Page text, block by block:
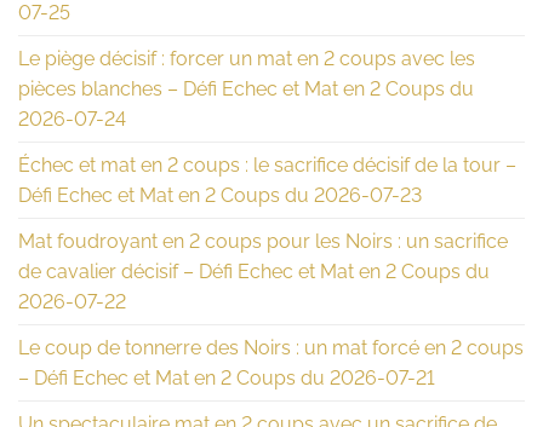
07-25
Le piège décisif : forcer un mat en 2 coups avec les
pièces blanches – Défi Echec et Mat en 2 Coups du
2026-07-24
Échec et mat en 2 coups : le sacrifice décisif de la tour –
Défi Echec et Mat en 2 Coups du 2026-07-23
Mat foudroyant en 2 coups pour les Noirs : un sacrifice
de cavalier décisif – Défi Echec et Mat en 2 Coups du
2026-07-22
Le coup de tonnerre des Noirs : un mat forcé en 2 coups
– Défi Echec et Mat en 2 Coups du 2026-07-21